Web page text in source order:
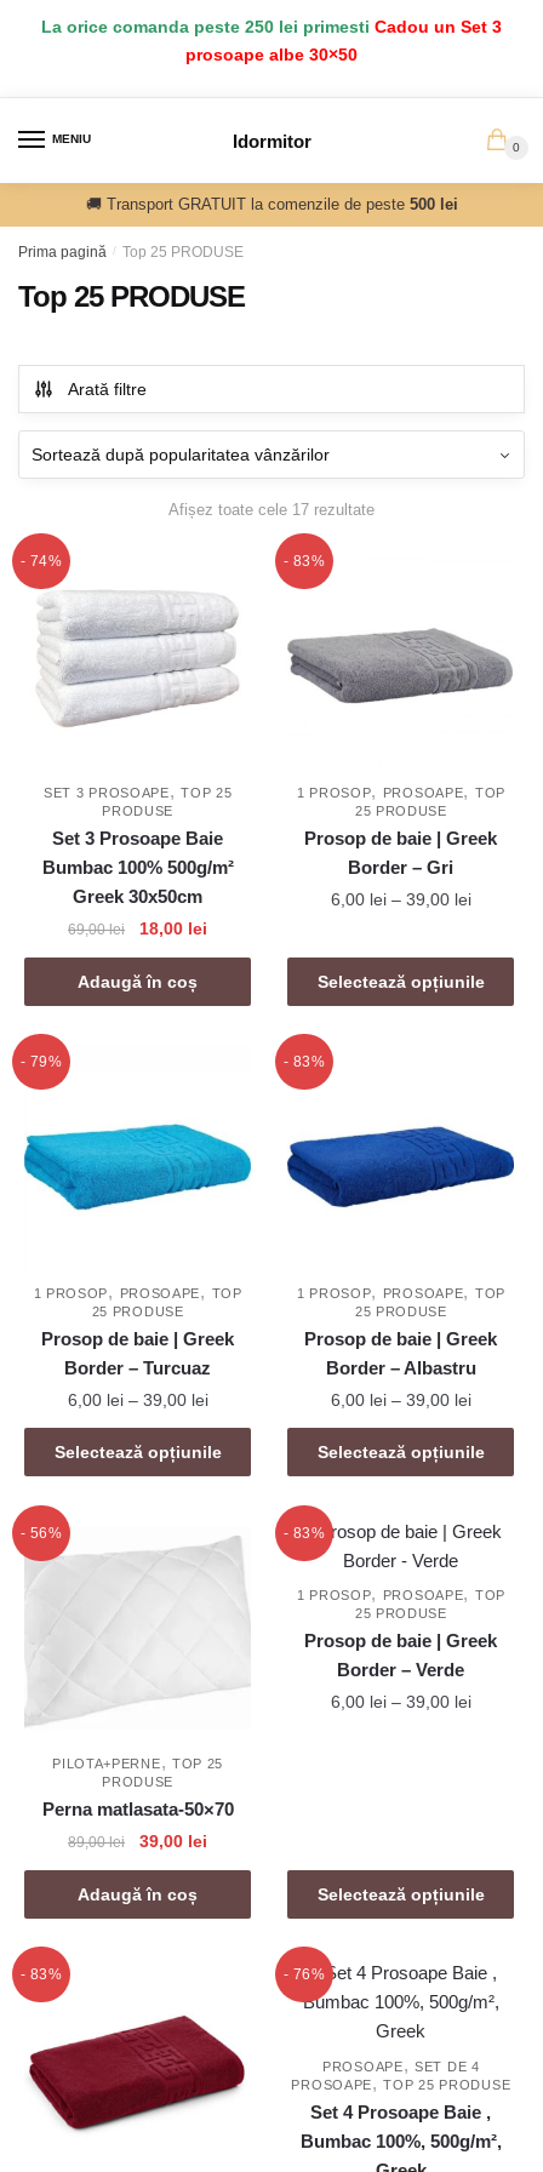
La orice comanda peste 250 lei primesti Cadou un Set 3
prosoape albe 30×50
MENIU Idormitor 0
🚚 Transport GRATUIT la comenzile de peste 500 lei
Prima pagină / Top 25 PRODUSE
Top 25 PRODUSE
Arată filtre
Afișez toate cele 17 rezultateSortat
- 74%
SET 3 PROSOAPE,TOP 25
PRODUSE
Set 3 Prosoape Baie
Bumbac 100% 500g/m²
Greek 30x50cm
69,00lei
Prețul
inițial
a
fost:
18,00 lei
curent
18,00 lei.
Adaugă în coș
- 83%
1 PROSOP, PROSOAPE, TOP
25 PRODUSE
Prosop de baie | Greek
Border – Gri
6,00 lei – 39,00 leiInterval
6,00 lei
până
Selectează opțiunile
produs
are
pot
fi
produsului.
- 79%
1 PROSOP, PROSOAPE, TOP
25 PRODUSE
Prosop de baie | Greek
Border – Turcuaz
6,00 lei – 39,00 leiInterval
de
prețuri:
6,00 lei
Selectează opțiunile
Acest
produs
alese
pagina
- 83%
1 PROSOP, PROSOAPE, TOP
25 PRODUSE
Prosop de baie | Greek
Border – Albastru
6,00 lei – 39,00 leiInterval
de
prețuri:
6,00 lei
la
Selectează opțiunile
Acest
produs
mai
multe
variații.
Opțiunile
pot
fi
alese
- 56%
PILOTA+PERNE, TOP 25
PRODUSE
Perna matlasata-50×70
89,00lei
Prețul
inițial
a
fost:
39,00 lei
curent
39,00 lei.
Adaugă în coș
- 83%
1 PROSOP, PROSOAPE, TOP
25 PRODUSE
Prosop de baie | Greek
Border – Verde
6,00 lei – 39,00 leiInterval
Selectează opțiunile
variații.
Opțiunile
fi
alese
în
pagina
produsului.
- 83% - 76%
PROSOAPE,SET DE 4
PROSOAPE,TOP 25 PRODUSE
Set 4 Prosoape Baie ,
Bumbac 100%, 500g/m²,